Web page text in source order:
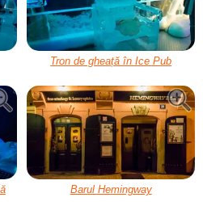
Tron de gheață în Ice Pub
Barul Hemingway